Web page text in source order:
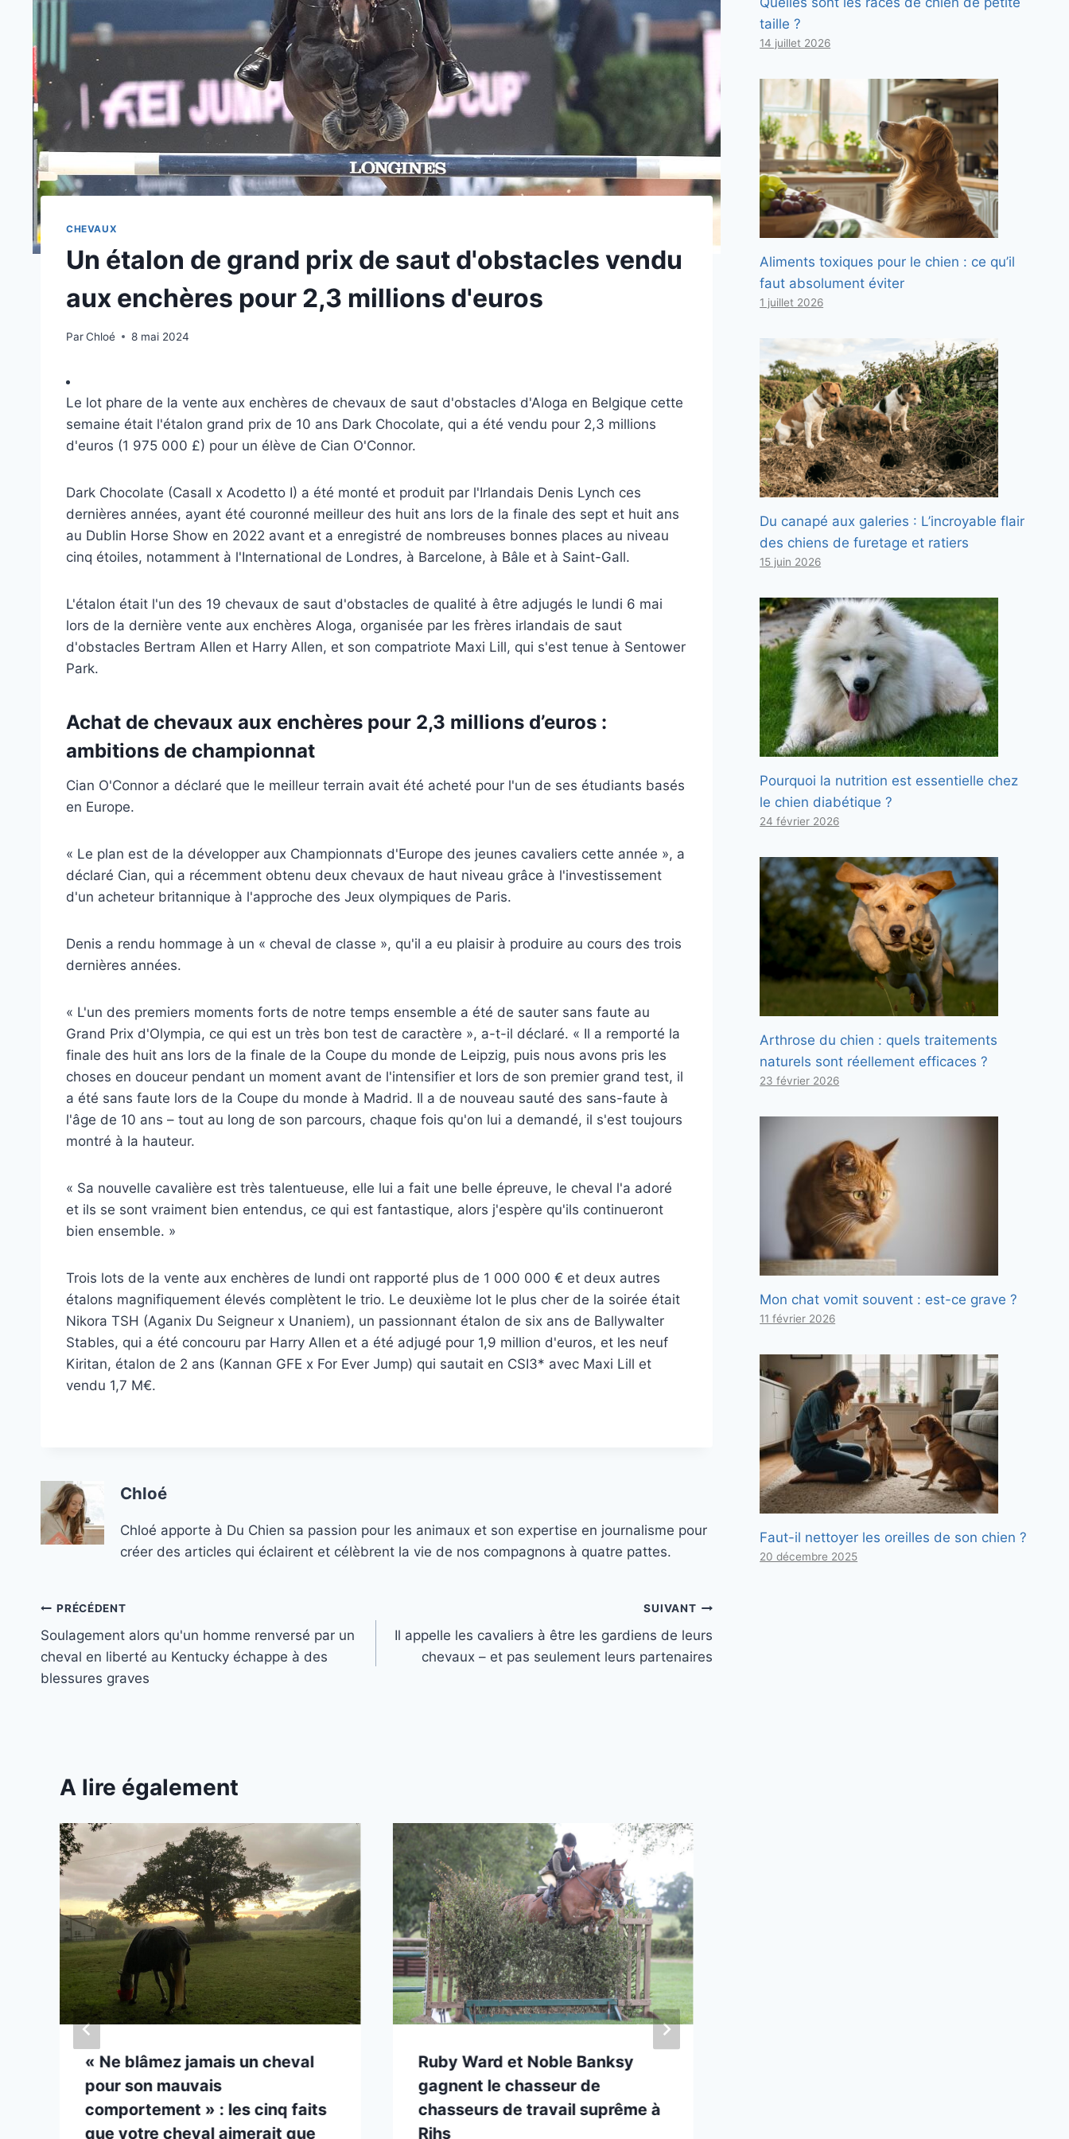
CHEVAUX
Un étalon de grand prix de saut d'obstacles vendu
aux enchères pour 2,3 millions d'euros
ParChloé 8 mai 2024
Le lot phare de la vente aux enchères de chevaux de saut d'obstacles d'Aloga en Belgique cette
semaine était l'étalon grand prix de 10 ans Dark Chocolate, qui a été vendu pour 2,3 millions
d'euros (1 975 000 £) pour un élève de Cian O'Connor.
Dark Chocolate (Casall x Acodetto I) a été monté et produit par l'Irlandais Denis Lynch ces
dernières années, ayant été couronné meilleur des huit ans lors de la finale des sept et huit ans
au Dublin Horse Show en 2022 avant et a enregistré de nombreuses bonnes places au niveau
cinq étoiles, notamment à l'International de Londres, à Barcelone, à Bâle et à Saint-Gall.
L'étalon était l'un des 19 chevaux de saut d'obstacles de qualité à être adjugés le lundi 6 mai
lors de la dernière vente aux enchères Aloga, organisée par les frères irlandais de saut
d'obstacles Bertram Allen et Harry Allen, et son compatriote Maxi Lill, qui s'est tenue à Sentower
Park.
Achat de chevaux aux enchères pour 2,3 millions d’euros :
ambitions de championnat
Cian O'Connor a déclaré que le meilleur terrain avait été acheté pour l'un de ses étudiants basés
en Europe.
« Le plan est de la développer aux Championnats d'Europe des jeunes cavaliers cette année », a
déclaré Cian, qui a récemment obtenu deux chevaux de haut niveau grâce à l'investissement
d'un acheteur britannique à l'approche des Jeux olympiques de Paris.
Denis a rendu hommage à un « cheval de classe », qu'il a eu plaisir à produire au cours des trois
dernières années.
« L'un des premiers moments forts de notre temps ensemble a été de sauter sans faute au
Grand Prix d'Olympia, ce qui est un très bon test de caractère », a-t-il déclaré. « Il a remporté la
finale des huit ans lors de la finale de la Coupe du monde de Leipzig, puis nous avons pris les
choses en douceur pendant un moment avant de l'intensifier et lors de son premier grand test, il
a été sans faute lors de la Coupe du monde à Madrid. Il a de nouveau sauté des sans-faute à
l'âge de 10 ans – tout au long de son parcours, chaque fois qu'on lui a demandé, il s'est toujours
montré à la hauteur.
« Sa nouvelle cavalière est très talentueuse, elle lui a fait une belle épreuve, le cheval l'a adoré
et ils se sont vraiment bien entendus, ce qui est fantastique, alors j'espère qu'ils continueront
bien ensemble. »
Trois lots de la vente aux enchères de lundi ont rapporté plus de 1 000 000 € et deux autres
étalons magnifiquement élevés complètent le trio. Le deuxième lot le plus cher de la soirée était
Nikora TSH (Aganix Du Seigneur x Unaniem), un passionnant étalon de six ans de Ballywalter
Stables, qui a été concouru par Harry Allen et a été adjugé pour 1,9 million d'euros, et les neuf
Kiritan, étalon de 2 ans (Kannan GFE x For Ever Jump) qui sautait en CSI3* avec Maxi Lill et
vendu 1,7 M€.
Chloé
Chloé apporte à Du Chien sa passion pour les animaux et son expertise en journalisme pour
créer des articles qui éclairent et célèbrent la vie de nos compagnons à quatre pattes.
Navigation
de
l’article
PRÉCÉDENT
Soulagement alors qu'un homme renversé par un
cheval en liberté au Kentucky échappe à des
blessures graves
SUIVANT
Il appelle les cavaliers à être les gardiens de leurs
chevaux – et pas seulement leurs partenaires
A lire également
« Ne blâmez jamais un cheval
pour son mauvais
comportement » : les cinq faits
que votre cheval aimerait que
Ruby Ward et Noble Banksy
gagnent le chasseur de
chasseurs de travail suprême à
Rihs
taille ?
14 juillet 2026
Aliments toxiques pour le chien : ce qu’il
faut absolument éviter
1 juillet 2026
Du canapé aux galeries : L’incroyable flair
des chiens de furetage et ratiers
15 juin 2026
Pourquoi la nutrition est essentielle chez
le chien diabétique ?
24 février 2026
Arthrose du chien : quels traitements
naturels sont réellement efficaces ?
23 février 2026
Mon chat vomit souvent : est-ce grave ?
11 février 2026
Faut-il nettoyer les oreilles de son chien ?
20 décembre 2025